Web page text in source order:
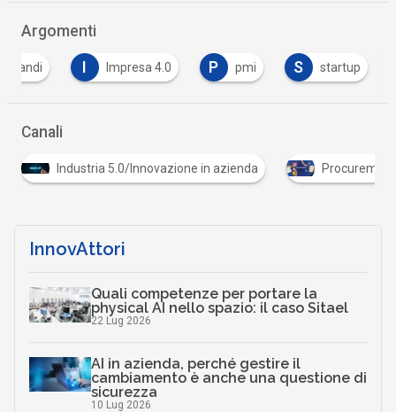
Argomenti
bandi Impresa 4.0 P pmi S startup
Canali
Procurement dell'innovazione S Startup
InnovAttori
Quali competenze per portare la
physical AI nello spazio: il caso Sitael
22 Lug 2026
AI in azienda, perché gestire il
cambiamento è anche una questione di
sicurezza
10 Lug 2026